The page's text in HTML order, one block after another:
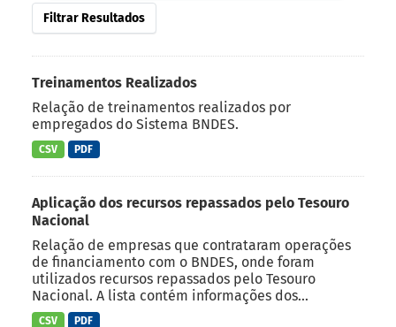
Filtrar Resultados
Treinamentos Realizados
Relação de treinamentos realizados por
empregados do Sistema BNDES.
CSV PDF
Aplicação dos recursos repassados pelo Tesouro
Nacional
Relação de empresas que contrataram operações
de financiamento com o BNDES, onde foram
utilizados recursos repassados pelo Tesouro
Nacional. A lista contém informações dos...
CSV PDF